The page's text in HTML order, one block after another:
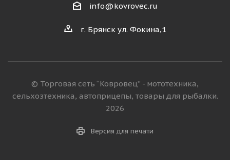
info@kovrovec.ru
г. Брянск ул. Фокина,1
© Торговая сеть “Ковровец” - мототехника,
сельхозтехника, автоприцепы, товары для рыбалки.
2026
Версия для печати